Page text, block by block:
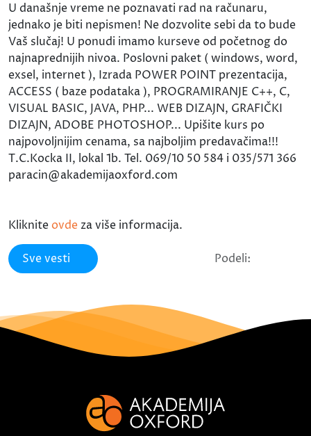
U današnje vreme ne poznavati rad na računaru,
jednako je biti nepismen! Ne dozvolite sebi da to bude
Vaš slučaj! U ponudi imamo kurseve od početnog do
najnaprednijih nivoa. Poslovni paket ( windows, word,
exsel, internet ), Izrada POWER POINT prezentacija,
ACCESS ( baze podataka ), PROGRAMIRANJE C++, C,
VISUAL BASIC, JAVA, PHP... WEB DIZAJN, GRAFIČKI
DIZAJN, ADOBE PHOTOSHOP... Upišite kurs po
najpovoljnijim cenama, sa najboljim predavačima!!!
T.C.Kocka II, lokal 1b. Tel. 069/10 50 584 i 035/571 366
paracin@akademijaoxford.com
Kliknite ovde za više informacija.
Sve vesti Podeli: